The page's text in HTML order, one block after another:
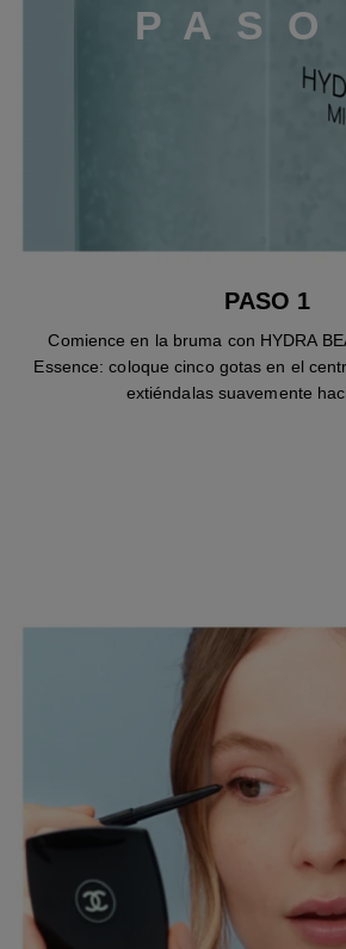
P A S O
PASO 1
Comience en la bruma con HYDRA
Essence: coloque cinco gotas en el
extiéndalas suavemente